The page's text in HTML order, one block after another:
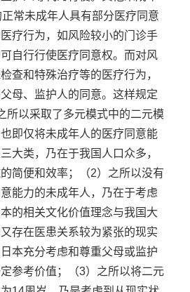
常未成年人具有部分医疗同意
疗行为，如风险较小的门诊手
自行行使医疗同意权。而对风
查和特殊治疗等的医疗行为，
母、监护人的同意。这样规定
所以采取了多元模式中的二元模
即仅将未成年人的医疗同意能
大类，乃在于我国人口众多，
简便和效率；（2）之所以没有
能力的未成年人，乃在于考虑
的相关文化价值理念与我国大
存在医患关系较为紧张的现实
本充分考虑和尊重父母或监护
参考价值；（3）之所以将二元